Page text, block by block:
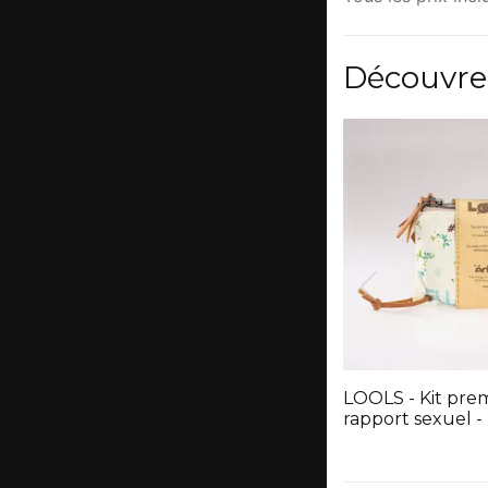
LOOLS - Kit
rapport sexuel -